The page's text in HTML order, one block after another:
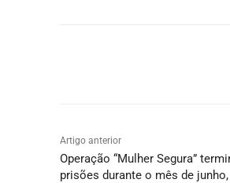
Artigo anterior
Operação “Mulher Segura”
prisões durante o mês de